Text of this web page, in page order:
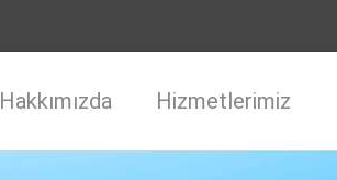
Hakkımızda Hizmetlerimiz